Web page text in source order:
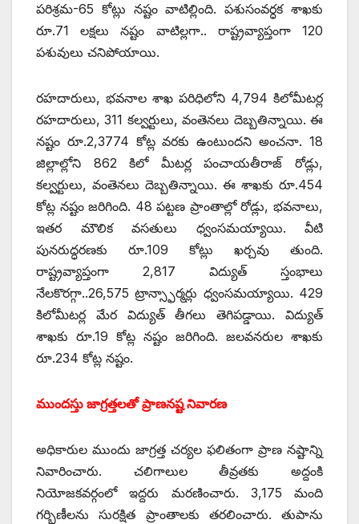
పరిశ్రమ-65 కోట్లు నష్టం వాటిల్లింది. పశుసంవర్ధక శాఖకు
రూ.71 లక్షలు నష్టం వాటిల్లగా.. రాష్ట్రవ్యాప్తంగా 120
పశువులు చనిపోయాయి.
రహదారులు, భవనాల శాఖ పరిధిలోని 4,794 కిలోమీటర్ల
రహదారులు, 311 కల్వర్టులు, వంతెనలు దెబ్బతిన్నాయి. ఈ
నష్టం రూ.2,3774 కోట్ల వరకు ఉంటుందని అంచనా. 18
జిల్లాల్లోని 862 కిలో మీటర్ల పంచాయతీరాజ్‌ రోడ్లు,
కల్వర్టులు, వంతెనలు దెబ్బతిన్నాయి. ఈ శాఖకు రూ.454
కోట్ల నష్టం జరిగింది. 48 పట్టణ ప్రాంతాల్లో రోడ్లు, భవనాలు,
ఇతర మౌలిక వసతులు ధ్వంసమయ్యాయి. వీటి
పునరుద్ధరణకు రూ.109 కోట్లు ఖర్చవు తుంది.
రాష్ట్రవ్యాప్తంగా 2,817 విద్యుత్‌ స్తంభాలు
నేలకొరగ్గా..26,575 ట్రాన్స్ఫార్మర్లు ధ్వంసమయ్యాయి. 429
కిలోమీటర్ల మేర విద్యుత్‌ తీగలు తెగిపడ్డాయి. విద్యుత్‌
శాఖకు రూ.19 కోట్ల నష్టం జరిగింది. జలవనరుల శాఖకు
రూ.234 కోట్ల నష్టం.
ముందస్తు జాగ్రత్తలతో ప్రాణనష్ట నివారణ
అధికారుల ముందు జాగ్రత్త చర్యల ఫలితంగా ప్రాణ నష్టాన్ని
నివారించారు. చలిగాలుల తీవ్రతకు అద్దంకి
నియోజకవర్గంలో ఇద్దరు మరణించారు. 3,175 మంది
గర్భిణీలను సురక్షిత ప్రాంతాలకు తరలించారు. తుపాను